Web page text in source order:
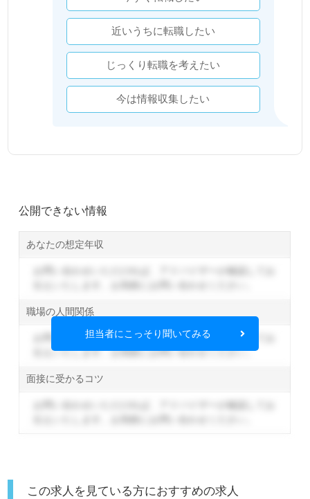
近いうちに転職したい
じっくり転職を考えたい
今は情報収集したい
公開できない情報
あなたの想定年収
職場の人間関係
お問い合わせいただければ、アドバイザーが確認してお
伝えいたします。お気軽にお問い合わせください。
面接に受かるコツ
担当者にこっそり聞いてみる
この求人を見ている方におすすめの求人